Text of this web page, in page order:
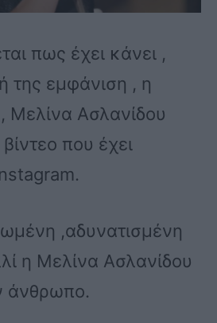
πως έχει κάνει ,
της εμφάνιση , η
Μελίνα Ασλανίδου
που έχει
,αδυνατισμένη
η Μελίνα Ασλανίδου
άνθρωπο.